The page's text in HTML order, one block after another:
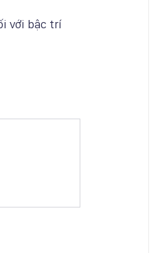
với bậc trí